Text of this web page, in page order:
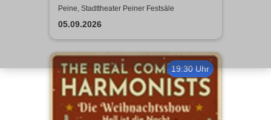
Grand & Helge Thomas
Peine, Stadttheater Peiner Festsäle
05.09.2026
19:30 Uhr